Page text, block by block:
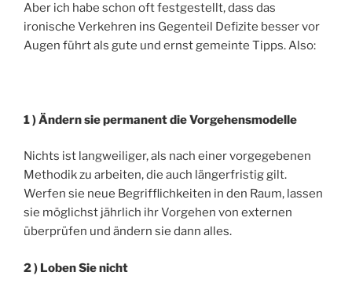
Aber ich habe schon oft festgestellt, dass das
ironische Verkehren ins Gegenteil Defizite besser vor
Augen führt als gute und ernst gemeinte Tipps. Also:
1 ) Ändern sie permanent die Vorgehensmodelle
Nichts ist langweiliger, als nach einer vorgegebenen
Methodik zu arbeiten, die auch längerfristig gilt.
Werfen sie neue Begrifflichkeiten in den Raum, lassen
sie möglichst jährlich ihr Vorgehen von externen
überprüfen und ändern sie dann alles.
2 ) Loben Sie nicht